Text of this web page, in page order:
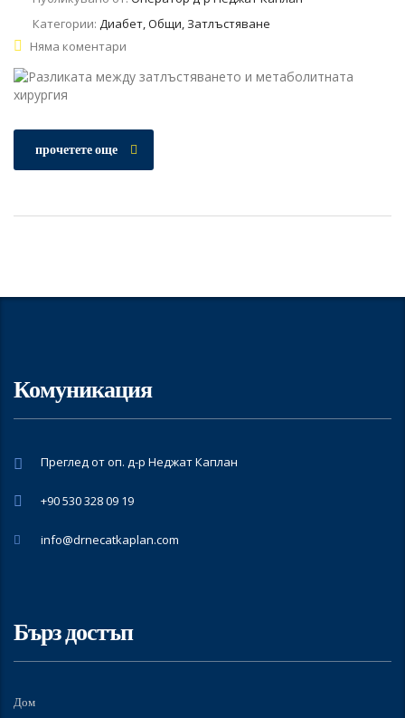
Категории: Диабет, Общи, Затлъстяване
Няма коментари
прочетете още
Комуникация
Преглед от оп. д-р Неджат Каплан
+90 530 328 09 19
info@drnecatkaplan.com
Бърз достъп
Дом